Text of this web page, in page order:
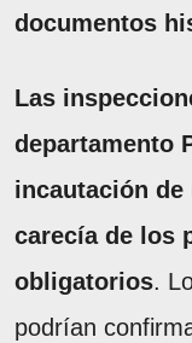
documentos
Las
departamento
incautación de
carecía de los
obligatorios.
podrían